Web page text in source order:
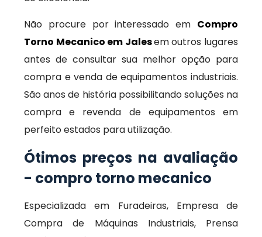
Não procure por interessado em Compro
Torno Mecanico em Jalesem outros lugares
antes de consultar sua melhor opção para
compra e venda de equipamentos industriais.
São anos de história possibilitando soluções na
compra e revenda de equipamentos em
perfeito estados para utilização.
Ótimos preços na avaliação
- compro torno mecanico
Especializada em Furadeiras, Empresa de
Compra de Máquinas Industriais, Prensa